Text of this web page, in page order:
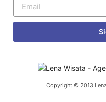
Copyright © 2013